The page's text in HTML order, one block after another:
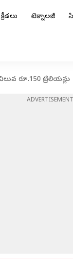
క్రీడలు టెక్నాలజీ
రూ.150 ట్రిలియన్లు
ADVERTISEMENT